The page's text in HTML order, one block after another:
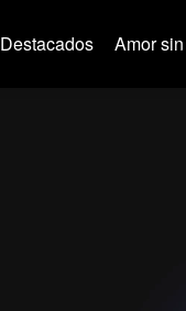
Destacados Amor